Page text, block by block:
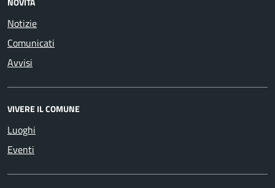
Notizie
Comunicati
Avvisi
VIVERE IL COMUNE
Luoghi
Eventi